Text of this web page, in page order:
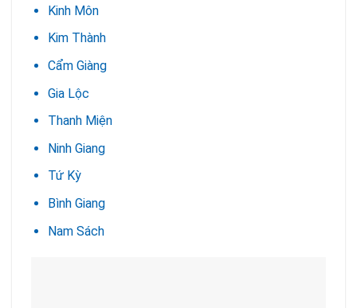
Kinh Môn
Kim Thành
Cẩm Giàng
Gia Lộc
Thanh Miện
Ninh Giang
Tứ Kỳ
Bình Giang
Nam Sách